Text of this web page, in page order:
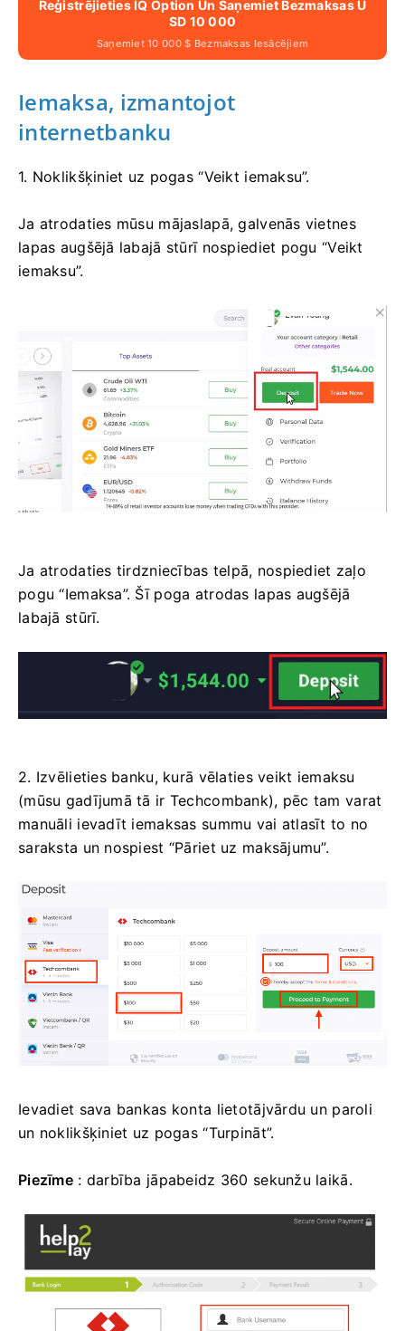
Reģistrējieties IQ Option Un Saņemiet Bezmaksas U
SD 10 000
Saņemiet 10 000 $ Bezmaksas Iesācējiem
Iemaksa, izmantojot
internetbanku
1. Noklikšķiniet uz pogas “Veikt iemaksu”.
Ja atrodaties mūsu mājaslapā, galvenās vietnes
lapas augšējā labajā stūrī nospiediet pogu “Veikt
iemaksu”.
Ja atrodaties tirdzniecības telpā, nospiediet zaļo
pogu “Iemaksa”. Šī poga atrodas lapas augšējā
labajā stūrī.
2. Izvēlieties banku, kurā vēlaties veikt iemaksu
(mūsu gadījumā tā ir Techcombank), pēc tam varat
manuāli ievadīt iemaksas summu vai atlasīt to no
saraksta un nospiest “Pāriet uz maksājumu”.
Ievadiet sava bankas konta lietotājvārdu un paroli
un noklikšķiniet uz pogas “Turpināt”.
Piezīme: darbība jāpabeidz 360 sekunžu laikā.